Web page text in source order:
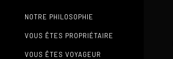
NOTRE PHILOSOPHIE
VOUS ÊTES PROPRIÉTAIRE
VOUS ÊTES VOYAGEUR